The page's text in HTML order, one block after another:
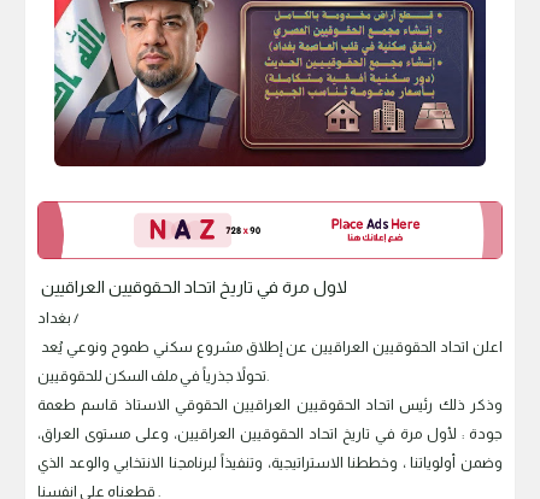
بغداد /
تحولاً جذرياً في ملف السكن للحقوقيين.
وذكر ذلك رئيس اتحاد الحقوقيين العراقيين الحقوقي الاستاذ قاسم طعمة
جودة : لأول مرة في تاريخ اتحاد الحقوقيين العراقيين، وعلى مستوى العراق،
وضمن أولوياتنا ، وخططنا الاستراتيجية، وتنفيذاً لبرنامجنا الانتخابي والوعد الذي
قطعناه على انفسنا .